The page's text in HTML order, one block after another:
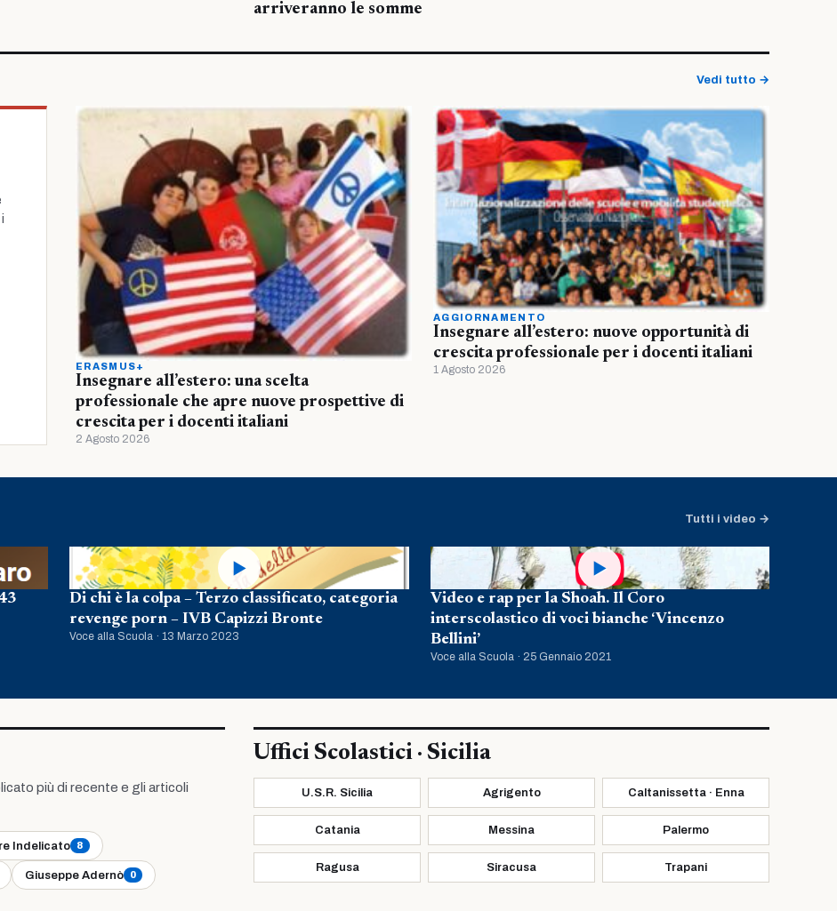
arriveranno le somme
Vedi tutto →
ERASMUS+
Insegnare all’estero: una scelta
professionale che apre nuove prospettive di
crescita per i docenti italiani
2 Agosto 2026
AGGIORNAMENTO
Insegnare all’estero: nuove opportunità di
crescita professionale per i docenti italiani
1 Agosto 2026
Tutti i video →
▶
Di chi è la colpa – Terzo classificato, categoria
revenge porn – IVB Capizzi Bronte
Voce alla Scuola · 13 Marzo 2023
▶
Video e rap per la Shoah. Il Coro
interscolastico di voci bianche ‘Vincenzo
Bellini’
Voce alla Scuola · 25 Gennaio 2021
più di recente e gli articoli
Indelicato 8
Giuseppe Adernò 0
Uffici Scolastici · Sicilia
U.S.R. Sicilia Agrigento Caltanissetta · Enna
Catania Messina Palermo
Ragusa Siracusa Trapani